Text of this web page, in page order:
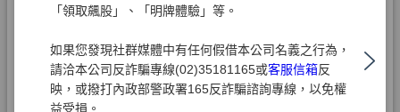
「領取飆股」、「明牌體驗」等。
如果您發現社群媒體中有任何假借本公司名義之行為，
請洽本公司反詐騙專線(02)35181165或客服信箱反
映，或撥打內政部警政署165反詐騙諮詢專線，以免權
益受損。